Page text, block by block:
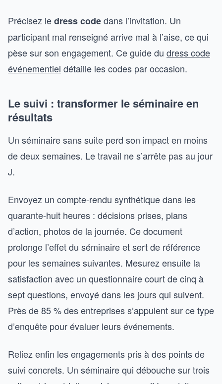
Précisez ledress codedans l’invitation. Un
participant mal renseigné arrive mal à l’aise, ce qui
pèse sur son engagement. Ce guide du dress code
événementiel détaille les codes par occasion.
Le suivi : transformer le séminaire en
résultats
Un séminaire sans suite perd son impact en moins
de deux semaines. Le travail ne s’arrête pas au jour
J.
Envoyez un compte-rendu synthétique dans les
quarante-huit heures : décisions prises, plans
d’action, photos de la journée. Ce document
prolonge l’effet du séminaire et sert de référence
pour les semaines suivantes. Mesurez ensuite la
satisfaction avec un questionnaire court de cinq à
sept questions, envoyé dans les jours qui suivent.
Près de 85 % des entreprises s’appuient sur ce type
d’enquête pour évaluer leurs événements.
Reliez enfin les engagements pris à des points de
suivi concrets. Un séminaire qui débouche sur trois